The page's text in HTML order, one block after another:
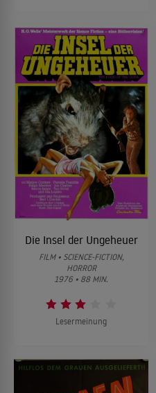
Die Insel der Ungeheuer
FILM • SCIENCE-FICTION,
HORROR
1976 • 88 MIN.
Lesermeinung